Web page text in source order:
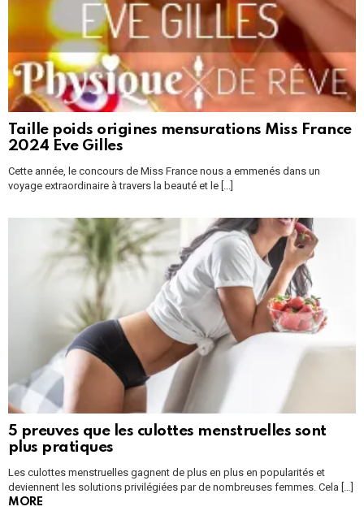
Taille poids origines mensurations Miss France
2024 Eve Gilles
Cette année, le concours de Miss France nous a emmenés dans un
voyage extraordinaire à travers la beauté et le [...]
5 preuves que les culottes menstruelles sont
plus pratiques
Les culottes menstruelles gagnent de plus en plus en popularités et
deviennent les solutions privilégiées par de nombreuses femmes. Cela […]
MORE